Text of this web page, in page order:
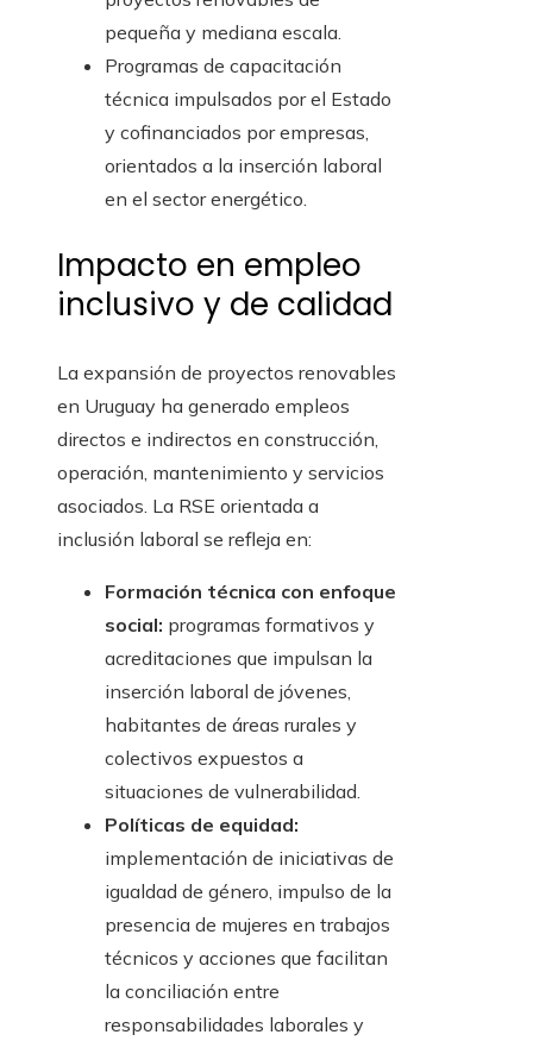
pequeña y mediana escala.
Programas de capacitación
técnica impulsados por el Estado
y cofinanciados por empresas,
orientados a la inserción laboral
en el sector energético.
Impacto en empleo
inclusivo y de calidad
La expansión de proyectos renovables
en Uruguay ha generado empleos
directos e indirectos en construcción,
operación, mantenimiento y servicios
asociados. La RSE orientada a
inclusión laboral se refleja en:
Formación técnica con enfoque
social: programas formativos y
acreditaciones que impulsan la
inserción laboral de jóvenes,
habitantes de áreas rurales y
colectivos expuestos a
situaciones de vulnerabilidad.
Políticas de equidad:
implementación de iniciativas de
igualdad de género, impulso de la
presencia de mujeres en trabajos
técnicos y acciones que facilitan
la conciliación entre
responsabilidades laborales y